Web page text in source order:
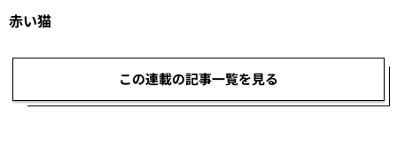
赤い猫
この連載の記事一覧を見る